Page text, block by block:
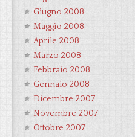
Giugno 2008
Maggio 2008
Aprile 2008
Marzo 2008
Febbraio 2008
Gennaio 2008
Dicembre 2007
Novembre 2007
Ottobre 2007